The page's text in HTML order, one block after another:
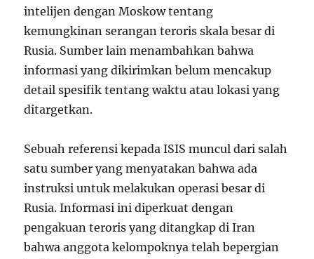
intelijen dengan Moskow tentang
kemungkinan serangan teroris skala besar di
Rusia. Sumber lain menambahkan bahwa
informasi yang dikirimkan belum mencakup
detail spesifik tentang waktu atau lokasi yang
ditargetkan.
Sebuah referensi kepada ISIS muncul dari salah
satu sumber yang menyatakan bahwa ada
instruksi untuk melakukan operasi besar di
Rusia. Informasi ini diperkuat dengan
pengakuan teroris yang ditangkap di Iran
bahwa anggota kelompoknya telah bepergian